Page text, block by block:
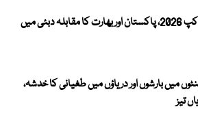
ویمنز ایشیا کپ 2026، پاکستان اور بھارت کا مقابلہ دبئی میں
48 گھنٹوں میں بارشوں اور دریاؤں میں طغیانی کا خدشہ،
تیز